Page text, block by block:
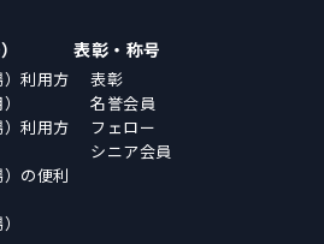
利用方
利用方
の便利
表彰・称号
表彰
名誉会員
フェロー
シニア会員